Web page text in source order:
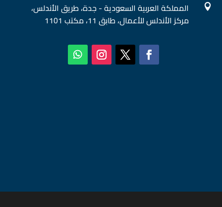

المملكة العربية السعودية - جدة، طريق الأندلس،
مركز الأندلس للأعمال، طابق 11، مكتب 1101